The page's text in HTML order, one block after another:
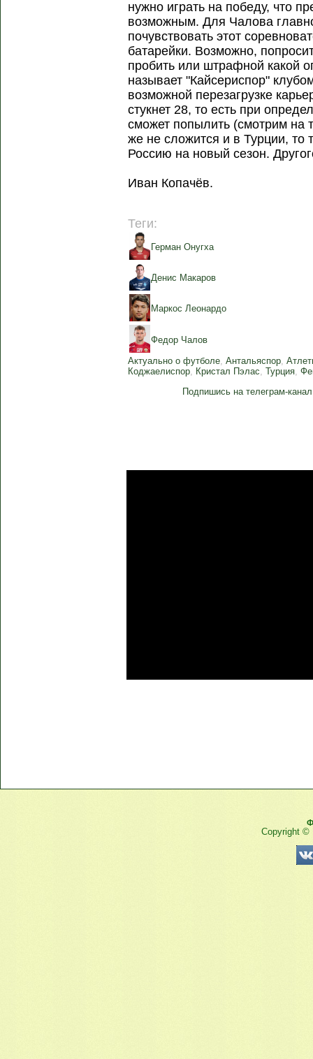
нужно играть на победу, что
возможным. Для Чалова
почувствовать этот
батарейки. Возможно,
пробить или штрафной какой
называет "Кайсериспор"
возможной перезагрузке
стукнет 28, то есть при
сможет попылить (смотрим на
же не сложится и в Турции, то
Россию на новый сезон.
Иван Копачёв.
Теги:
Герман Онугха
Денис Макаров
Маркос Леонардо
Федор Чалов
Актуально о футболе,Антальяспор,
Коджаелиспор, Кристал Пэлас,Турция,
Подпишись на телеграм-
Copyright ©